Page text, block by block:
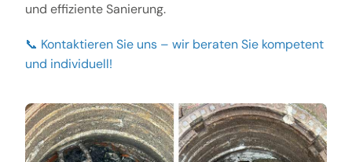
und effiziente Sanierung.
📞 Kontaktieren Sie uns – wir beraten Sie kompetent
und individuell!